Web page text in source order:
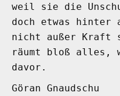
weil sie die
doch etwas hinter
nicht außer Kraft
räumt bloß alles,
davor.
Göran Gnaudschu